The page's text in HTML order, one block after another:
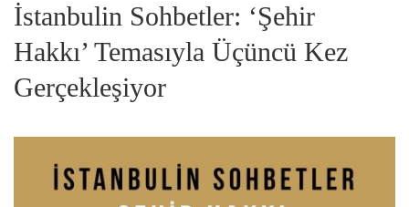
İstanbulin Sohbetler: ‘Şehir
Hakkı’ Temasıyla Üçüncü Kez
Gerçekleşiyor